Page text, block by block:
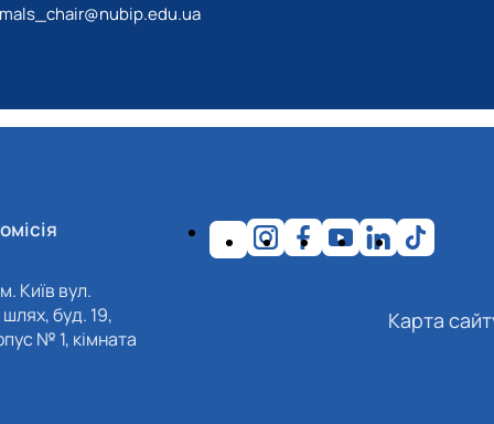
Київ вул.
буд. 19,
№ 1, кімната
Карта